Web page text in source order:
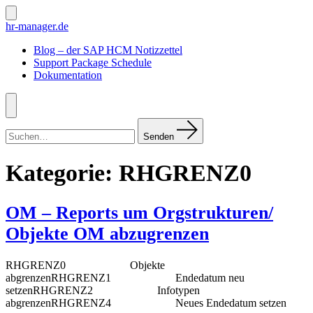
Zum
Inhalt
Suche
ein-/ausblenden
hr-manager.de
Blog – der SAP HCM Notizzettel
Support Package Schedule
Dokumentation
Menü
nach:
Senden
Kategorie: RHGRENZ0
OM – Reports um Orgstrukturen/
Objekte OM abzugrenzen
RHGRENZ0 Objekte
abgrenzenRHGRENZ1 Endedatum neu
setzenRHGRENZ2 Infotypen
abgrenzenRHGRENZ4 Neues Endedatum setzen